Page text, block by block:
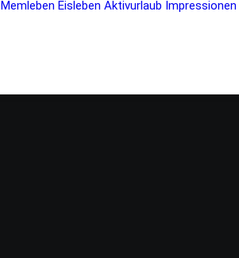
Memleben Eisleben Aktivurlaub Impressionen